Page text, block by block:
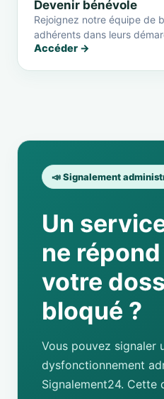
Devenir bénévole
Rejoignez notre équipe de
adhérents dans leurs
Accéder →
📣 Signalement
Un
ne
votre
bloqué ?
Vous pouvez signaler
dysfonctionnement
Signalement24. Cette